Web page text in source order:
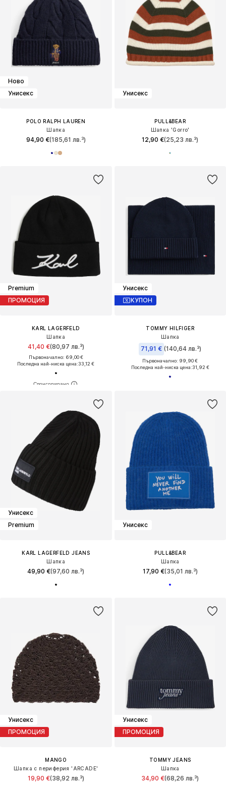
Ново
Унисекс
POLO RALPH LAUREN
Шапка
94,90 €(185,61 лв.³)
Унисекс
PULL&BEAR
Шапка 'Gorro'
12,90 €(25,23 лв.³)
Premium
ПРОМОЦИЯ
KARL LAGERFELD
Шапка
41,40 €(80,97 лв.³)
Първоначално: 69,00 €
Последна най-ниска цена:33,12 €
Унисекс
КУПОН
TOMMY HILFIGER
Шапка
71,91 € (140,64 лв.³)
Първоначално: 99,90 €
Последна най-ниска цена:31,92 €
Унисекс
Premium
KARL LAGERFELD JEANS
Шапка
49,90 €(97,60 лв.³)
Унисекс
PULL&BEAR
Шапка
17,90 €(35,01 лв.³)
Унисекс
ПРОМОЦИЯ
MANGO
Шапка с периферия 'ARCADE'
19,90 €(38,92 лв.³)
Унисекс
ПРОМОЦИЯ
TOMMY JEANS
Шапка
34,90 €(68,26 лв.³)